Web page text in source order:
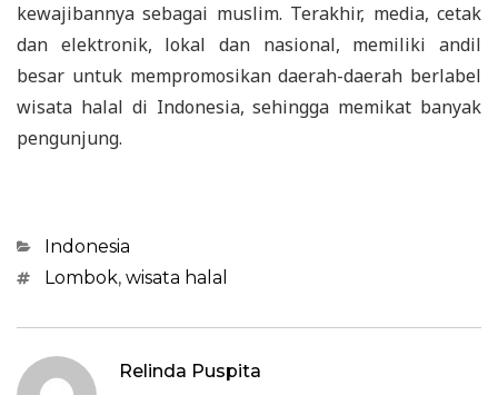
kewajibannya sebagai muslim. Terakhir, media, cetak
dan elektronik, lokal dan nasional, memiliki andil
besar untuk mempromosikan daerah-daerah berlabel
wisata halal di Indonesia, sehingga memikat banyak
pengunjung.
Categories
Indonesia
TagsLombok, wisata halal
Relinda Puspita